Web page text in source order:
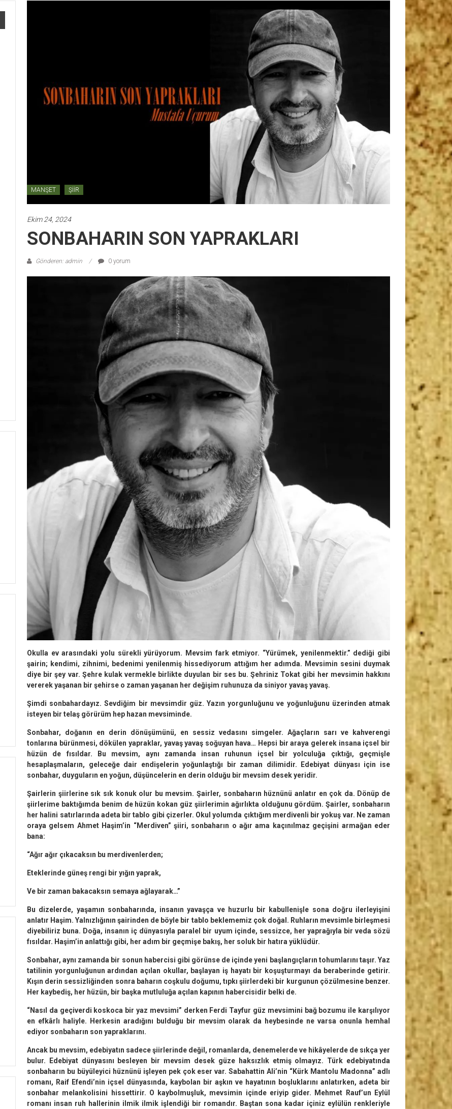
MANŞET ŞİİR
Ekim 24, 2024
SONBAHARIN SON YAPRAKLARI
Gönderen: admin 0 yorum
Okulla ev arasındaki yolu sürekli yürüyorum. Mevsim fark etmiyor. “Yürümek, yenilenmektir.” dediği gibi
şairin; kendimi, zihnimi, bedenimi ye­nilenmiş hissediyorum attığım her adımda. Mev­simin sesini duymak
diye bir şey var. Şehre kulak vermekle birlikte duyulan bir ses bu. Şehriniz To­kat gibi her mevsimin hakkını
vererek yaşanan bir şehirse o zaman yaşanan her değişim ruhunuza da siniyor yavaş yavaş.
Şimdi sonbahardayız. Sevdiğim bir mevsimdir güz. Yazın yorgunluğunu ve yoğunluğunu üze­rinden atmak
isteyen bir telaş görürüm hep hazan mevsiminde.
Sonbahar, doğanın en derin dönüşümünü, en sessiz vedasını simgeler. Ağaçların sarı ve kahve­rengi
tonlarına bürünmesi, dökülen yapraklar, ya­vaş yavaş soğuyan hava… Hepsi bir araya gelerek insana içsel bir
hüzün de fısıldar. Bu mevsim, aynı zamanda insan ruhunun içsel bir yolculuğa çıktığı, geçmişle
hesaplaşmaların, geleceğe dair endişelerin yoğunlaştığı bir zaman dilimidir. Edebiyat dünyası için ise
sonbahar, duyguların en yoğun, düşüncele­rin en derin olduğu bir mevsim desek yeridir.
Şairlerin şiirlerine sık sık konuk olur bu mev­sim. Şairler, sonbaharın hüznünü anlatır en çok da. Dönüp de
şiirlerime baktığımda benim de hüzün kokan güz şiirlerimin ağırlıkta olduğunu gördüm. Şairler, sonbaharın
her halini satırlarında adeta bir tablo gibi çizerler. Okul yolumda çıktığım merdi­venli bir yokuş var. Ne zaman
oraya gelsem Ahmet Haşim’in “Merdiven” şiiri, sonbaharın o ağır ama kaçınılmaz geçişini armağan eder
bana:
“Ağır ağır çıkacaksın bu merdivenlerden;
Eteklerinde güneş rengi bir yığın yaprak,
Ve bir zaman bakacaksın semaya ağlayarak…”
Bu dizelerde, yaşamın sonbaharında, insanın yavaşça ve huzurlu bir kabullenişle sona doğru ilerleyişini
anlatır Haşim. Yalnızlığının şairinden de böyle bir tablo beklememiz çok doğal. Ruhların mevsimle birleşmesi
diyebiliriz buna. Doğa, insa­nın iç dünyasıyla paralel bir uyum içinde, sessizce, her yaprağıyla bir veda sözü
fısıldar. Haşim’in an­lattığı gibi, her adım bir geçmişe bakış, her soluk bir hatıra yüklüdür.
Sonbahar, aynı zamanda bir sonun habercisi gibi görünse de içinde yeni başlangıçların tohumlarını taşır. Yaz
tatilinin yorgunluğunun ardından açılan okullar, başlayan iş hayatı bir koşuşturmayı da be­raberinde getirir.
Kışın derin sessizliğinden sonra baharın coşkulu doğumu, tıpkı şiirlerdeki bir kur­gunun çözülmesine benzer.
Her kaybediş, her hü­zün, bir başka mutluluğa açılan kapının habercisi­dir belki de.
“Nasıl da geçiverdi koskoca bir yaz mevsimi” derken Ferdi Tayfur güz mevsimini bağ bozumu ile karşılıyor
en efkârlı haliyle. Herkesin aradığını bulduğu bir mevsim olarak da heybesinde ne varsa onunla hemhal
ediyor sonbaharın son yapraklarını.
Ancak bu mevsim, edebiyatın sadece şiirlerin­de değil, romanlarda, denemelerde ve hikâyelerde de sıkça yer
bulur. Edebiyat dünyasını besleyen bir mevsim desek güze haksızlık etmiş olmayız. Türk edebiyatında
sonbaharın bu büyüleyici hüznünü işleyen pek çok eser var. Sabahattin Ali’nin “Kürk Mantolu Madonna” adlı
romanı, Raif Efendi’nin içsel dünyasında, kaybolan bir aşkın ve hayatının boşluklarını anlatırken, adeta bir
sonbahar me­lankolisini hissettirir. O kaybolmuşluk, mevsimin içinde eriyip gider. Mehmet Rauf’un Eylül
romanı insan ruh hallerinin ilmik ilmik işlendiği bir ro­mandır. Baştan sona kadar içiniz eylülün renkleriy­le